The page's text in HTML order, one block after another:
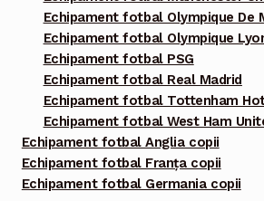
Echipament fotbal Olympique De
Echipament fotbal Olympique
Echipament fotbal PSG
Echipament fotbal Real Madrid
Echipament fotbal Tottenham
Echipament fotbal West Ham
Echipament fotbal Anglia copii
Echipament fotbal Franța copii
Echipament fotbal Germania copii